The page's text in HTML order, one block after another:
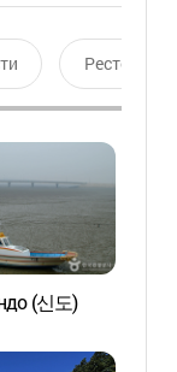
Ресторан
(신도)